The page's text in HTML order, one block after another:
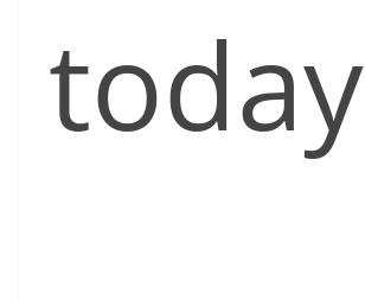
today